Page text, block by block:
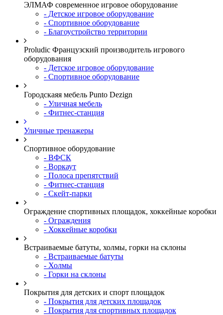
ЭЛМАФ современное игровое оборудование
- Детское игровое оборудование
- Спортивное оборудование
- Благоустройство территории
Proludic Французский производитель игрового
оборудования
- Детское игровое оборудование
- Спортивное оборудование
Городскаяя мебель Punto Dezign
- Уличная мебель
- Фитнес-станция
Уличные тренажеры
Спортивное оборудование
- ВФСК
- Воркаут
- Полоса препятствий
- Фитнес-станция
- Скейт-парки
Ограждение спортивных площадок, хоккейные коробки
- Ограждения
- Хоккейные коробки
Встраиваемые батуты, холмы, горки на склоны
- Встраиваемые батуты
- Холмы
- Горки на склоны
Покрытия для детских и спорт площадок
- Покрытия для детских площадок
- Покрытия для спортивных площадок